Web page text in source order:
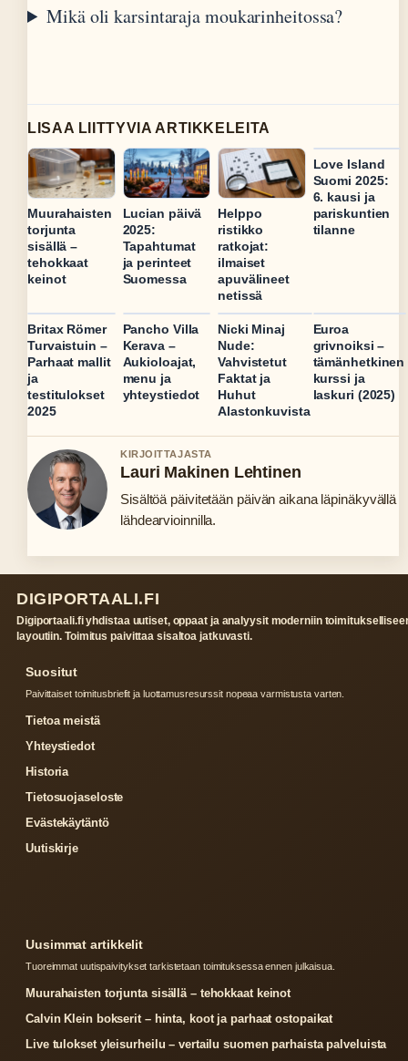
Mikä oli karsintaraja moukarinheitossa?
LISAA LIITTYVIA ARTIKKELEITA
Muurahaisten
torjunta
sisällä –
tehokkaat
keinot
Lucian päivä
2025:
Tapahtumat
ja perinteet
Suomessa
Helppo
ristikko
ratkojat:
ilmaiset
apuvälineet
netissä
Love Island
Suomi 2025:
6. kausi ja
pariskuntien
tilanne
Britax Römer
Turvaistuin –
Parhaat mallit
ja
testitulokset
2025
Pancho Villa
Kerava –
Aukioloajat,
menu ja
yhteystiedot
Nicki Minaj
Nude:
Vahvistetut
Faktat ja
Huhut
Alastonkuvista
Euroa
grivnoiksi –
tämänhetkinen
kurssi ja
laskuri (2025)
KIRJOITTAJASTA
Lauri Makinen Lehtinen
Sisältöä päivitetään päivän aikana läpinäkyvällä
lähdearvioinnilla.
DIGIPORTAALI.FI
Digiportaali.fi yhdistaa uutiset, oppaat ja analyysit moderniin
layoutiin. Toimitus paivittaa sisaltoa jatkuvasti.
Suositut
Paivittaiset toimitusbriefit ja luottamusresurssit nopeaa varmistusta varten.
Tietoa meistä
Yhteystiedot
Historia
Tietosuojaseloste
Evästekäytäntö
Uutiskirje
Uusimmat artikkelit
Tuoreimmat uutispaivitykset tarkistetaan toimituksessa ennen julkaisua.
Muurahaisten torjunta sisällä – tehokkaat keinot
Calvin Klein bokserit – hinta, koot ja parhaat ostopaikat
Live tulokset yleisurheilu – vertailu suomen parhaista palveluista